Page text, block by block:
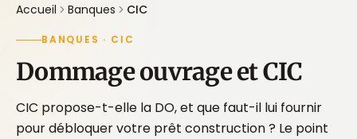
Accueil Banques CIC
BANQUES · CIC
Dommage ouvrage et CIC
CIC propose-t-elle la DO, et que faut-il lui fournir
pour débloquer votre prêt construction ? Le point